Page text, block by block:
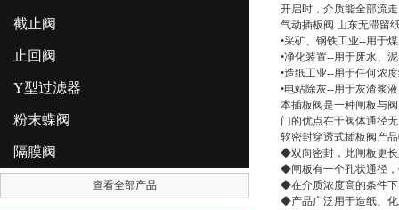
截止阀
止回阀
Y型过滤器
粉末蝶阀
隔膜阀
查看全部产品
开启时，介质能全部流
气动插板阀 山东无滞留
•采矿、钢铁工业--用于
•净化装置--用于废水、
•造纸工业--用于任何浓
•电站除灰--用于灰渣浆
本插板阀是一种闸板与
门的优点在于阀体通径
软密封穿透式插板阀 产
◆双向密封，此闸板更
◆闸板有一个孔状通径，
◆在介质浓度高的条件
◆产品广泛用于造纸、